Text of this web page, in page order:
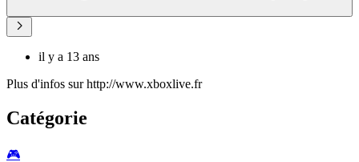
il y a 13 ans
Plus d'infos sur http://www.xboxlive.fr
Catégorie
🎮️